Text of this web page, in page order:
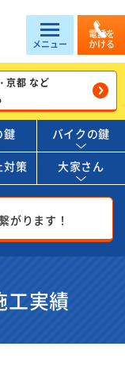
メニュー
電話を
かける
京都 など
鍵 バイクの鍵
対策 大家さん
がります！
実績